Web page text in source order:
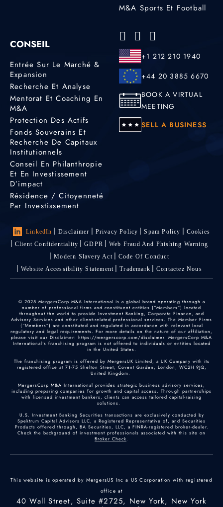
M&A Sports Et Football
CONSEIL
Entrée Sur Le Marché &
Expansion
Recherche Et Analyse
Mentorat Et Coaching En
M&A
Protection Des Actifs
Fonds Souverains Et
Recherche De Capitaux
Institutionnels
Conseil En Philanthropie
Et En Investissement
D’impact
Résidence / Citoyenneté
Par Investissement
+1 212 210 1940
+44 20 3885 6670
BOOK A VIRTUAL
MEETING
SELL A BUSINESS
LinkedIn Disclaimer Privacy Policy Spam Policy
Cookies
Client Confidentiality
GDPR
Web Fraud And Phishing Warning
Modern Slavery Act
Code Of Conduct
Website Accessibility Statement
Trademark Contactez Nous
© 2025 MergersCorp M&A International is a global brand operating through a
number of professional firms and constituent entities (“Members”) located
throughout the world to provide Investment Banking, Corporate Finance, and
Advisory Services and other client-related professional services. The Member Firms
(“Members”) are constituted and regulated in accordance with relevant local
regulatory and legal requirements. For more details on the nature of our affiliation,
please visit our Disclaimer: https://mergerscorp.com/disclaimer. MergersCorp M&A
International's franchising program is not offered to individuals or entities located
in the United States.
The franchising program is offered by MergersUK Limited, a UK Company with its
registered office at 71-75 Shelton Street, Covent Garden, London, WC2H 9JQ,
United Kingdom.
MergersCorp M&A International provides strategic business advisory services,
including preparing companies for growth and capital access. Through partnerships
with licensed investment bankers, clients can access tailored capital-raising
solutions.
U.S. Investment Banking Securities transactions are exclusively conducted by
Spektrum Capital Advisors LLC, a Registered Representative of, and Securities
Products offered through, BA Securities, LLC, a FINRA-registered broker-dealer.
Check the background of investment professionals associated with this site on
Broker Check.
This website is operated by MergersUS Inc a US Corporation with registered
office at
40 Wall Street, Suite #2725, New York, New York